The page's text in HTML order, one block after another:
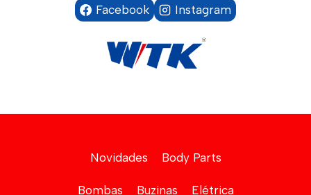
Facebook Instagram
Novidades Body Parts
Bombas Buzinas Elétrica